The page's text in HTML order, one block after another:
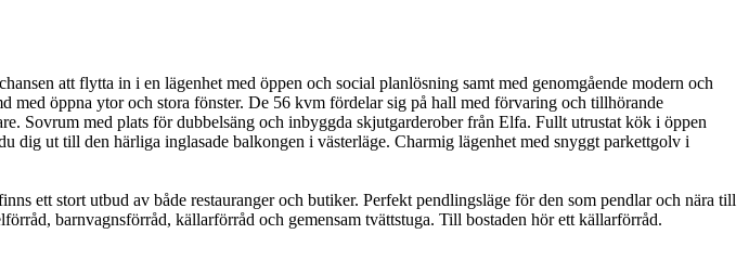
att flytta in i en lägenhet med öppen och social planlösning samt med genomgående modern och
öppna ytor och stora fönster. De 56 kvm fördelar sig på hall med förvaring och tillhörande
Sovrum med plats för dubbelsäng och inbyggda skjutgarderober från Elfa. Fullt utrustat kök i öppen
dig ut till den härliga inglasade balkongen i västerläge. Charmig lägenhet med snyggt parkettgolv i
ett stort utbud av både restauranger och butiker. Perfekt pendlingsläge för den som pendlar och nära till
barnvagnsförråd, källarförråd och gemensam tvättstuga. Till bostaden hör ett källarförråd.